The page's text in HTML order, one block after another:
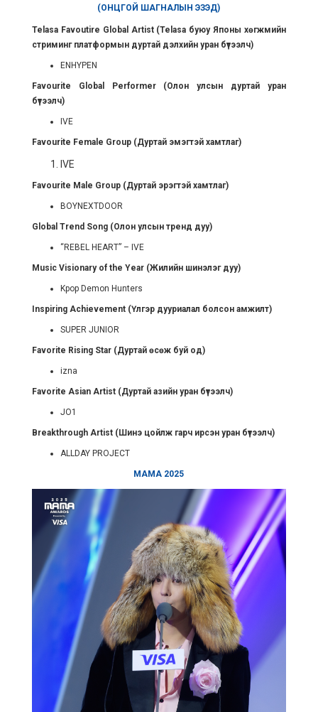
(ОНЦГОЙ ШАГНАЛЫН ЭЗЭД)
Telasa Favoutire Global Artist (Telasa буюу Японы хөгжмийн
стриминг платформын дуртай дэлхийн уран бүтээлч)
ENHYPEN
Favourite Global Performer (Олон улсын дуртай уран
бүтээлч)
IVE
Favourite Female Group (Дуртай эмэгтэй хамтлаг)
IVE
Favourite Male Group (Дуртай эрэгтэй хамтлаг)
BOYNEXTDOOR
Global Trend Song (Олон улсын тренд дуу)
“REBEL HEART” – IVE
Music Visionary of the Year (Жилийн шинэлэг дуу)
Kpop Demon Hunters
Inspiring Achievement (Үлгэр дууриалал болсон амжилт)
SUPER JUNIOR
Favorite Rising Star (Дуртай өсөж буй од)
izna
Favorite Asian Artist (Дуртай азийн уран бүтээлч)
JO1
Breakthrough Artist (Шинэ цойлж гарч ирсэн уран бүтээлч)
ALLDAY PROJECT
МАМА 2025